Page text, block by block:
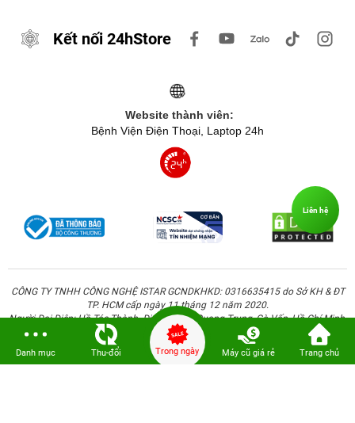
Kết nối 24hStore
Website thành viên:
Bệnh Viện Điện Thoại, Laptop 24h
CÔNG TY TNHH CÔNG NGHỆ ISTAR GCNDKHKD: 0316635415 do Sở KH & ĐT
TP. HCM cấp ngày 11 tháng 12 năm 2020.
Người Đại Diện: Hồ Tác Thành. Địa chỉ: 389 Quang Trung, Gò Vấp, Hồ Chí Minh.
Danh mục Thu-đổi Trong ngày Máy cũ giá rẻ Trang chủ
Liên hệ